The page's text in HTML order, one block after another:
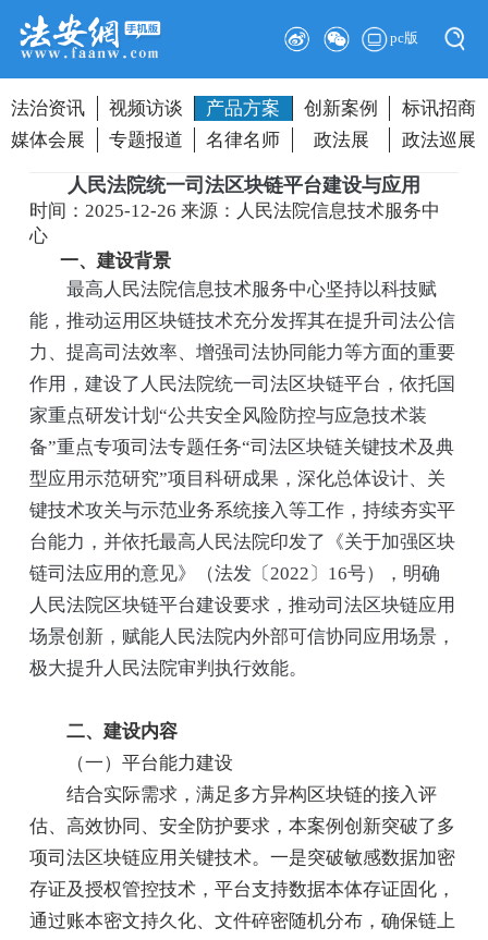
pc版
法治资讯 视频访谈 产品方案 创新案例
标讯招商
媒体会展
专题报道 名律名师 政法展 政法巡展
人民法院统一司法区块链平台建设与应用
时间：2025-12-26来源：人民法院信息技术服务中
心
一、建设背景
最高人民法院信息技术服务中心坚持以科技赋
能，推动运用区块链技术充分发挥其在提升司法公信
力、提高司法效率、增强司法协同能力等方面的重要
作用，建设了人民法院统一司法区块链平台，依托国
家重点研发计划“公共安全风险防控与应急技术装
备”重点专项司法专题任务“司法区块链关键技术及典
型应用示范研究”项目科研成果，深化总体设计、关
键技术攻关与示范业务系统接入等工作，持续夯实平
台能力，并依托最高人民法院印发了《关于加强区块
链司法应用的意见》（法发〔2022〕16号），明确
人民法院区块链平台建设要求，推动司法区块链应用
场景创新，赋能人民法院内外部可信协同应用场景，
极大提升人民法院审判执行效能。
二、建设内容
（一）平台能力建设
结合实际需求，满足多方异构区块链的接入评
估、高效协同、安全防护要求，本案例创新突破了多
项司法区块链应用关键技术。一是突破敏感数据加密
存证及授权管控技术，平台支持数据本体存证固化，
通过账本密文持久化、文件碎密随机分布，确保链上